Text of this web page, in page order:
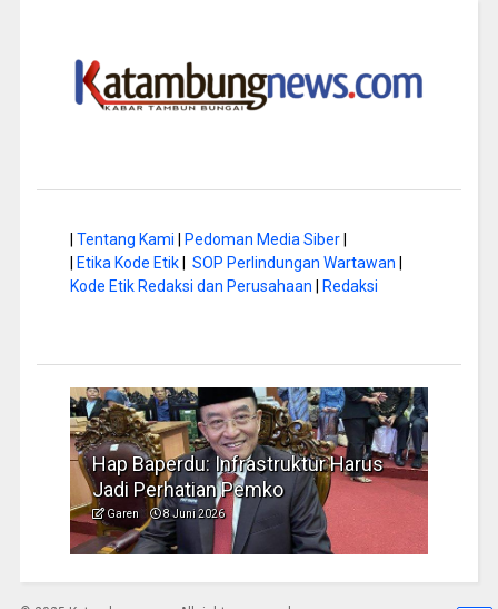
| Tentang Kami | Pedoman Media Siber|
| Etika Kode Etik| SOP Perlindungan Wartawan |
Kode Etik Redaksi dan Perusahaan | Redaksi
Hap Baperdu: Infrastruktur Harus
Jadi Perhatian Pemko
Garen 8 Juni 2026